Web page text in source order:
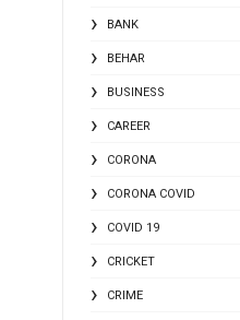
BANK
BEHAR
BUSINESS
CAREER
CORONA
CORONA COVID
COVID 19
CRICKET
CRIME